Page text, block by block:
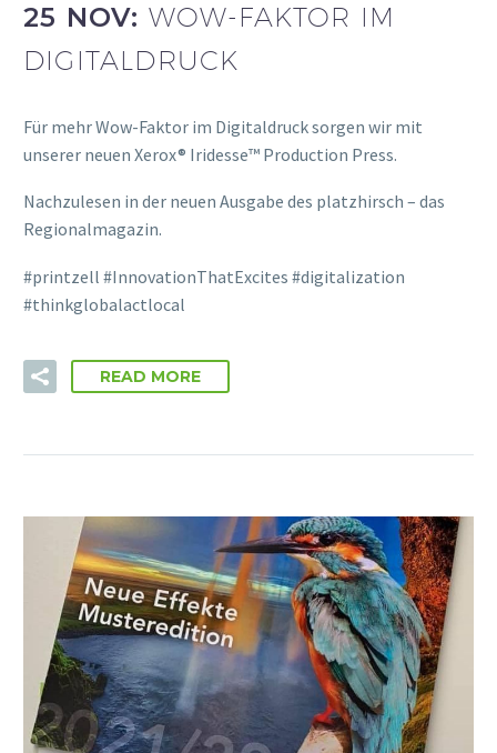
25 NOV: WOW-FAKTOR IM
DIGITALDRUCK
Für mehr Wow-Faktor im Digitaldruck sorgen wir mit
unserer neuen Xerox® Iridesse™ Production Press.
Nachzulesen in der neuen Ausgabe des platzhirsch – das
Regionalmagazin.
#printzell #InnovationThatExcites #digitalization
#thinkglobalactlocal
READ MORE